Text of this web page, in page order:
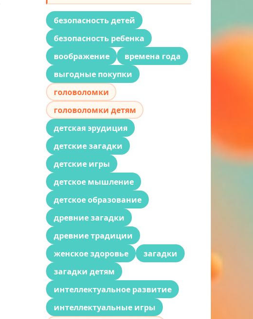
безопасность детей
безопасность ребенка
воображение
времена года
выгодные покупки
головоломки
головоломки детям
детская эрудиция
детские загадки
детские игры
детское мышление
детское образование
древние загадки
древние традиции
женское здоровье
загадки
загадки детям
интеллектуальное развитие
интеллектуальные игры